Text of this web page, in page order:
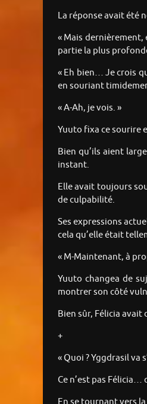
La réponse avait été
« Mais dernièrement,
partie la plus
« Eh bien… Je crois
en souriant
« A-Ah, je vois. »
Yuuto fixa ce sourire
Bien qu’ils aient
instant.
Elle avait toujours
de culpabilité.
Ses expressions
cela qu’elle était
« M-Maintenant, à
Yuuto changea de
montrer son côté
Bien sûr, Félicia
+
« Quoi ? Yggdrasil va
Ce n’est pas Félicia…
En se tournant vers